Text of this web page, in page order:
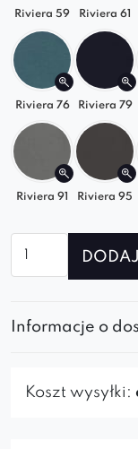
wzrosną o
Odkryj krzesło
wygody i
wnętrze!
wersję dla
Riviera 59 Riviera 61
Riviera 76 Riviera 79
Riviera 91 Riviera 95
Krzesło
Informacje o
Koszt wysyłki: